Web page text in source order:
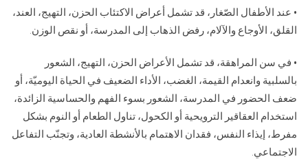
• عند الأطفال الصّغار، قد تشمل أعراض الاكتئاب الحزن، التهيج، العند،
القلق، الأوجاع والآلام، رفض الذهاب إلى المدرسة، أو نقص الوزن.
• في سن المراهقة، قد تشمل الأعراض الحزن، التهيج، الشعور
بالسلبية وانعدام القيمة، الغضب، الأداء الضعيف في الحياة اليوميّة، أو
ضعف الحضور في المدرسة، الشعور بسوء الفهم والحساسية الزائدة،
استخدام العقاقير الترويحية أو الكحول، تناول الطعام أو النوم بشكل
مفرط، إيذاء النفس، فقدان الاهتمام بالأنشطة العادية، وتجنّب التفاعل
الاجتماعي.